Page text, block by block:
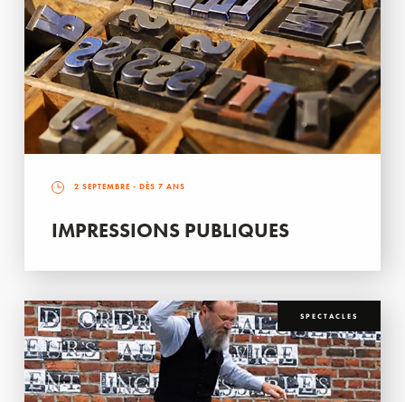
2 SEPTEMBRE - DÈS 7 ANS
IMPRESSIONS PUBLIQUES
SPECTACLES